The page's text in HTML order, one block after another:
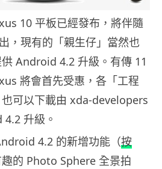
10 平板已經發布，將伴隨
，現有的「親生仔」當然也
Android 4.2 升級。有傳 11
將會首先受惠，各「工程
可以下載由 xda-developers
升級。
4.2 的新增功能（按
的 Photo Sphere 全景拍